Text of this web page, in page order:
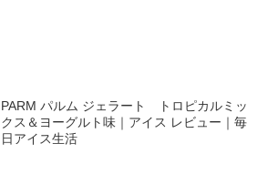
PARM パルム ジェラート トロピカルミッ
クス＆ヨーグルト味｜アイス レビュー｜毎
日アイス生活